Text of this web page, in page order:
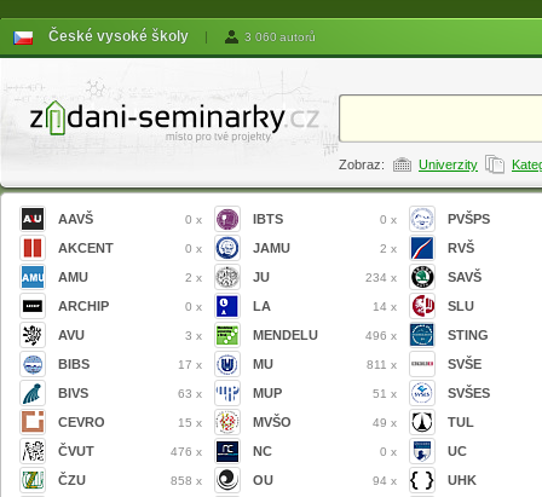
České vysoké školy | 3 060 autorů
Zobraz: Univerzity
AAVŠ 0 x
AKCENT 0 x
AMU 2 x
ARCHIP 0 x
AVU 3 x
BIBS 17 x
BIVS 63 x
CEVRO 15 x
ČVUT 476 x
ČZU 858 x
IBTS 0 x
JAMU 2 x
JU 234 x
LA 14 x
MENDELU 496 x
MU 811 x
MUP 51 x
MVŠO 49 x
NC 0 x
OU 94 x
PVŠPS
RVŠ
SAVŠ
SLU
STING
SVŠE
SVŠES
TUL
UC
UHK